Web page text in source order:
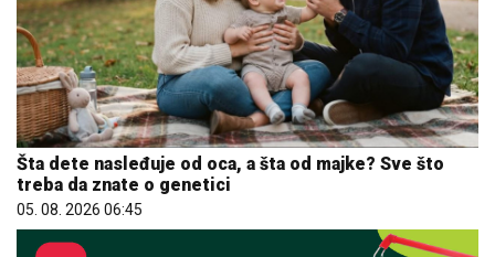
Šta dete nasleđuje od oca, a šta od majke? Sve što
treba da znate o genetici
05. 08. 2026 06:45